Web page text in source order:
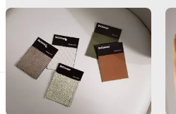
Discover our Sofa collections
Checkout our free Interior Design
Shop Now and Create a Bright, Elegant Living